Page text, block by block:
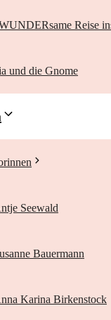
Reise
und die Gnome
Seewald
Bauermann
Karina Birkenstock